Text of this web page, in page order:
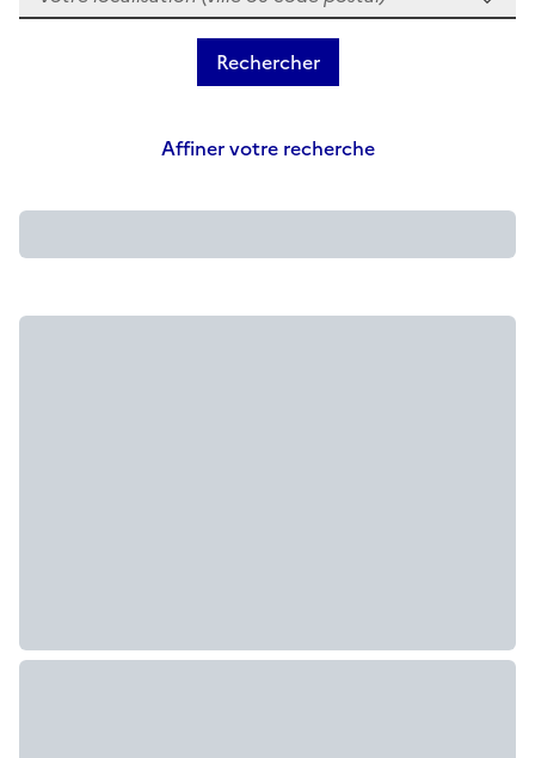
Affiner votre recherche